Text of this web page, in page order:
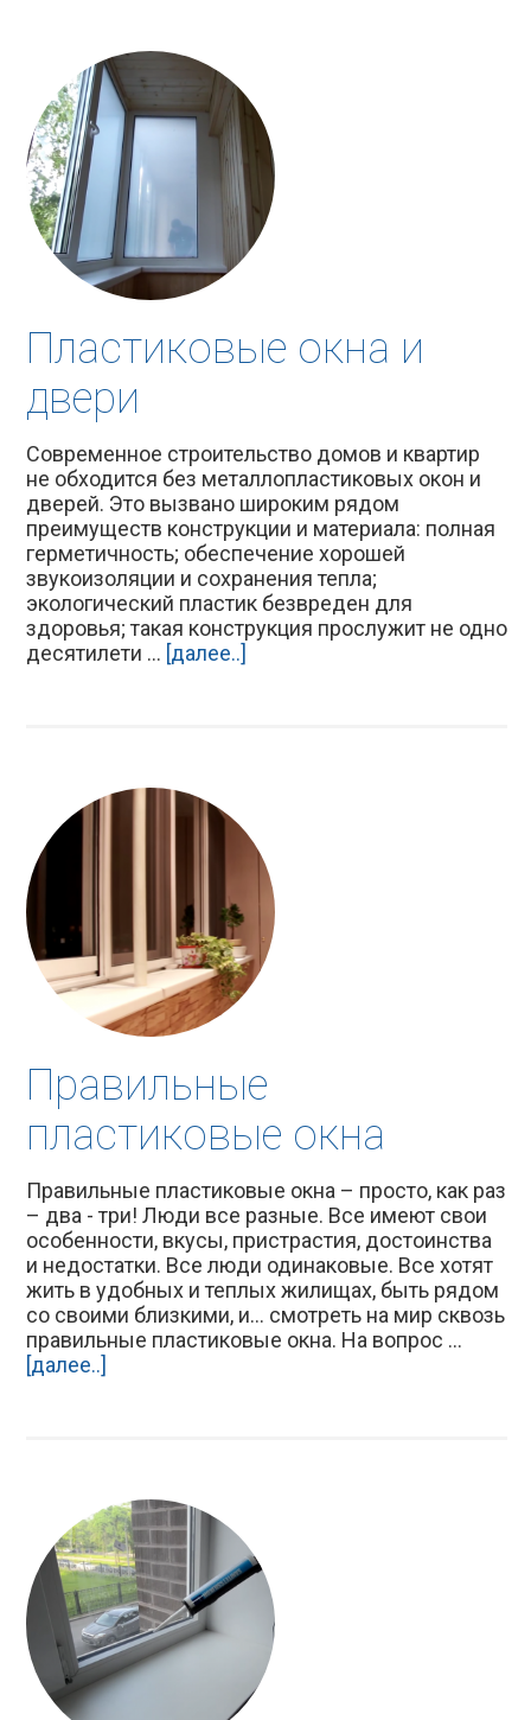
Пластиковые окна и
двери
Современное строительство домов и квартир
не обходится без металлопластиковых окон и
дверей. Это вызвано широким рядом
преимуществ конструкции и материала: полная
герметичность; обеспечение хорошей
звукоизоляции и сохранения тепла;
экологический пластик безвреден для
здоровья; такая конструкция прослужит не одно
десятилети ... [далее..]
Правильные
пластиковые окна
Правильные пластиковые окна – просто, как раз
– два - три! Люди все разные. Все имеют свои
особенности, вкусы, пристрастия, достоинства
и недостатки. Все люди одинаковые. Все хотят
жить в удобных и теплых жилищах, быть рядом
со своими близкими, и… смотреть на мир сквозь
правильные пластиковые окна. На вопрос ...
[далее..]